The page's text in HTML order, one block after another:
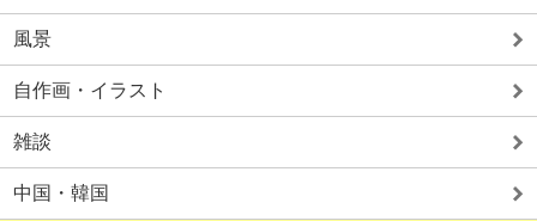
風景
自作画・イラスト
雑談
中国・韓国